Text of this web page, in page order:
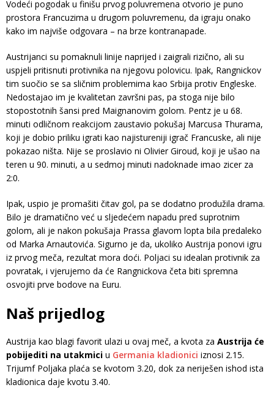
Vodeći pogodak u finišu prvog poluvremena otvorio je puno
prostora Francuzima u drugom poluvremenu, da igraju onako
kako im najviše odgovara – na brze kontranapade.
Austrijanci su pomaknuli linije naprijed i zaigrali rizično, ali su
uspjeli pritisnuti protivnika na njegovu polovicu. Ipak, Rangnickov
tim suočio se sa sličnim problemima kao Srbija protiv Engleske.
Nedostajao im je kvalitetan završni pas, pa stoga nije bilo
stopostotnih šansi pred Maignanovim golom. Pentz je u 68.
minuti odličnom reakcijom zaustavio pokušaj Marcusa Thurama,
koji je dobio priliku igrati kao najistureniji igrač Francuske, ali nije
pokazao ništa. Nije se proslavio ni Olivier Giroud, koji je ušao na
teren u 90. minuti, a u sedmoj minuti nadoknade imao zicer za
2:0.
Ipak, uspio je promašiti čitav gol, pa se dodatno produžila drama.
Bilo je dramatično već u sljedećem napadu pred suprotnim
golom, ali je nakon pokušaja Prassa glavom lopta bila predaleko
od Marka Arnautovića. Sigurno je da, ukoliko Austrija ponovi igru
iz prvog meča, rezultat mora doći. Poljaci su idealan protivnik za
povratak, i vjerujemo da će Rangnickova četa biti spremna
osvojiti prve bodove na Euru.
Naš prijedlog
Austrija kao blagi favorit ulazi u ovaj meč, a kvota za Austrija će
pobijediti na utakmici u Germania kladionici iznosi 2.15.
Trijumf Poljaka plaća se kvotom 3.20, dok za neriješen ishod ista
kladionica daje kvotu 3.40.